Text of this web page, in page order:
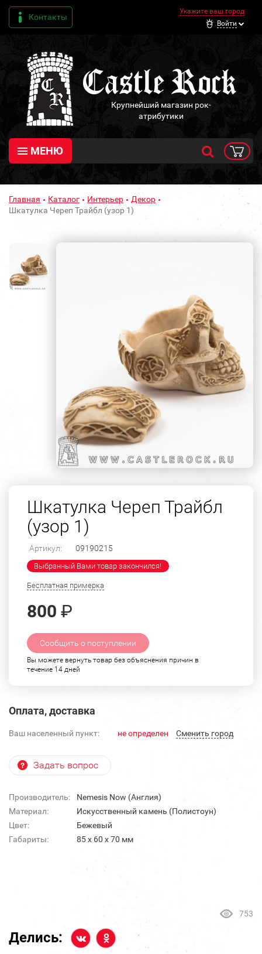
Контакты
Укажите ваш город
Войти
Крупнейший магазин рок-
атрибутики
МЕНЮ
Главная Каталог Интерьер
Декор
Шкатулка Череп Трайбл (узор 1)
Шкатулка Череп Трайбл
(узор 1)
Артикул: 09190215
Выбранный Вами товар закончился!
Бесплатная примерка
800 ₽
Сообщить о поступлении
Вы можете вернуть товар без объяснения причин в
течение 14 дней
Оплата, доставка
Ваш населенный пункт: не определен Cменить город
Задать вопрос
Производитель:
Nemesis Now (Англия)
Материал:
Искусственный камень (Полистоун)
Цвет:
Бежевый
Габариты:
85 х 60 х 70 мм
753
Делись: